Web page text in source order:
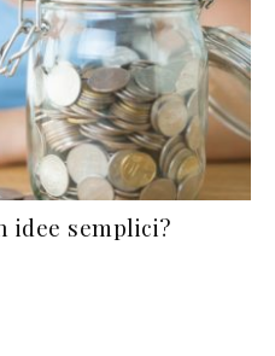
idee semplici?